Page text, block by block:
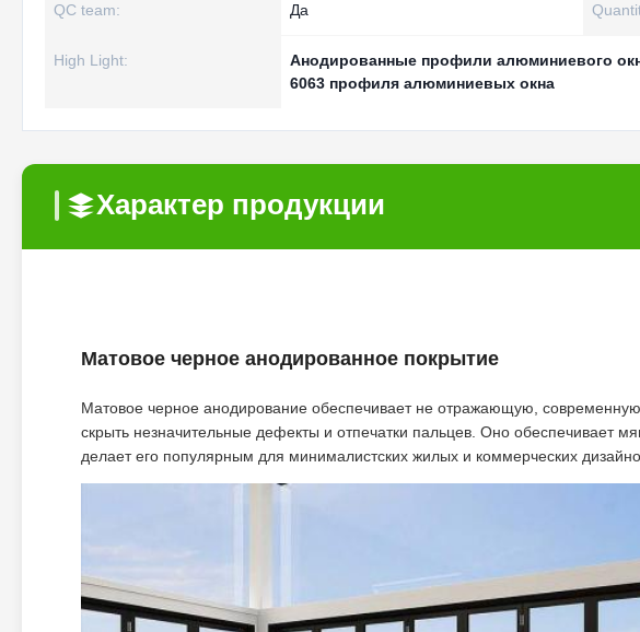
QC team: Да
High Light: Анодированные профили алюминиевого
6063 профиля алюминиевых окна
Характер продукции
Матовое черное анодированное покрытие
Матовое черное анодирование обеспечивает не отражающую, современную
скрыть незначительные дефекты и отпечатки пальцев. Оно обеспечивает
делает его популярным для минималистских жилых и коммерческих